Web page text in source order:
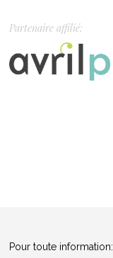
Partenaire affilié:
Pour toute information: